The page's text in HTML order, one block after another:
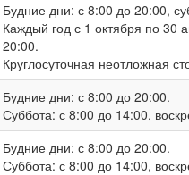
Будние дни: с 8:00 до 20:00,
Каждый год с 1 октября по 30
20:00.
Круглосуточная неотложная
Будние дни: с 8:00 до 20:00.
Суббота: с 8:00 до 14:00,
Будние дни: с 8:00 до 20:00.
Суббота: с 8:00 до 14:00,